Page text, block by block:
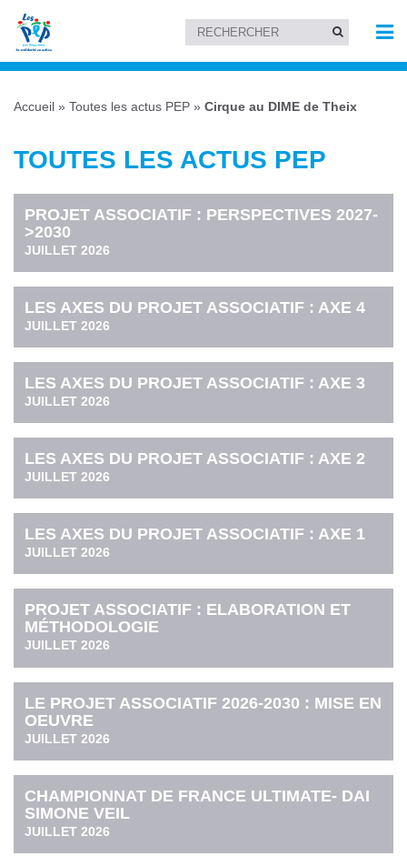
Accueil » Toutes les actus PEP » Cirque au DIME de Theix
TOUTES LES ACTUS PEP
PROJET ASSOCIATIF : PERSPECTIVES 2027-
>2030
JUILLET 2026
LES AXES DU PROJET ASSOCIATIF : AXE 4
JUILLET 2026
LES AXES DU PROJET ASSOCIATIF : AXE 3
JUILLET 2026
LES AXES DU PROJET ASSOCIATIF : AXE 2
JUILLET 2026
LES AXES DU PROJET ASSOCIATIF : AXE 1
JUILLET 2026
PROJET ASSOCIATIF : ELABORATION ET
MÉTHODOLOGIE
JUILLET 2026
LE PROJET ASSOCIATIF 2026-2030 : MISE EN
OEUVRE
JUILLET 2026
CHAMPIONNAT DE FRANCE ULTIMATE- DAI
SIMONE VEIL
JUILLET 2026